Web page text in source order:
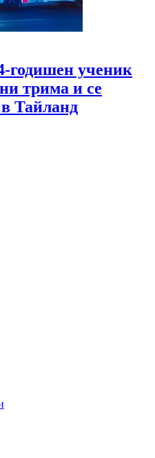
годишен ученик
трима и се
Тайланд